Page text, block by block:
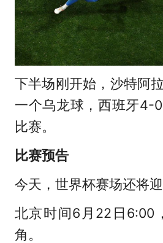
下半场刚开始，沙特阿
一个乌龙球，西班牙4-
比赛。
比赛预告
今天，世界杯赛场还将迎
北京时间6月22日6:00
角。